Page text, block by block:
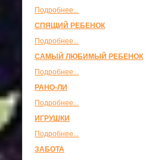
Подробнее...
СПЯЩИЙ РЕБЕНОК
Подробнее...
САМЫЙ ЛЮБИМЫЙ РЕБЕНОК
Подробнее...
РАНО-ЛИ
Подробнее...
ИГРУШКИ
Подробнее...
ЗАБОТА